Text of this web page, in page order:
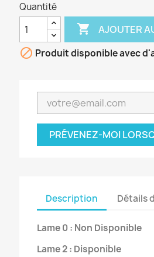
Quantité
 AJOUTER
 Produit disponible avec
PRÉVENEZ-MOI
Description Détails
Lame 0 : Non Disponible
Lame 2 : Disponible